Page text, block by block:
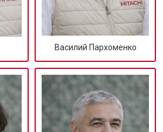
Василий Пархоменко